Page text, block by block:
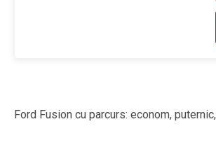
Ford Fusion cu parcurs: econom,